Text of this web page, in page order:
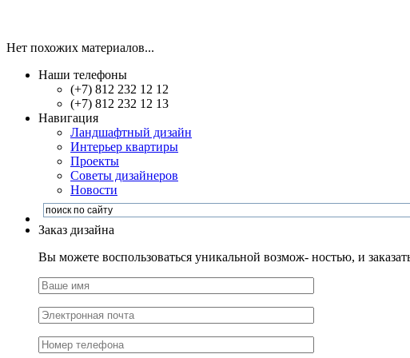
Нет похожих материалов...
Наши телефоны
(+7) 812 232 12 12
(+7) 812 232 12 13
Навигация
Ландшафтный дизайн
Интерьер квартиры
Проекты
Советы дизайнеров
Новости
Заказ дизайна
Вы можете воспользоваться уникальной возмож- ностью, и